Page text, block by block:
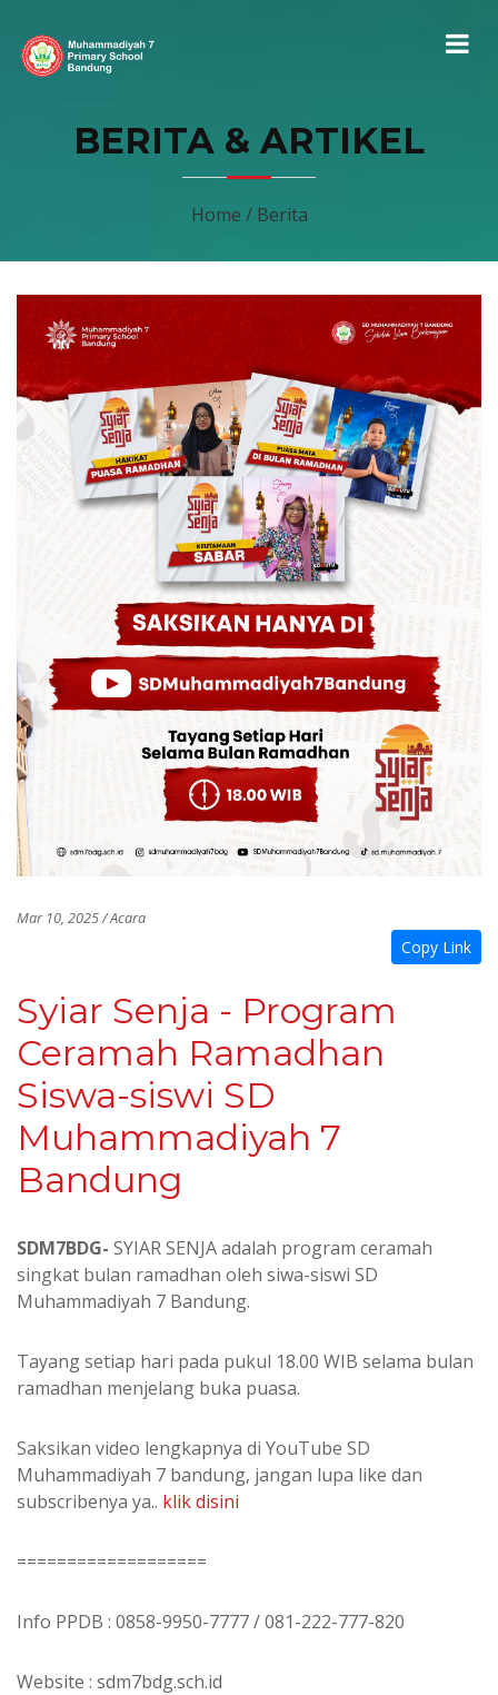
BERITA & ARTIKEL
Home / Berita
Mar 10, 2025 / Acara
Copy Link
Syiar Senja - Program
Ceramah Ramadhan
Siswa-siswi SD
Muhammadiyah 7
Bandung
SDM7BDG- SYIAR SENJA adalah program ceramah
singkat bulan ramadhan oleh siwa-siswi SD
Muhammadiyah 7 Bandung.
Tayang setiap hari pada pukul 18.00 WIB selama bulan
ramadhan menjelang buka puasa.
Saksikan video lengkapnya di YouTube SD
Muhammadiyah 7 bandung, jangan lupa like dan
subscribenya ya.. klik disini
===================
Info PPDB : 0858-9950-7777 / 081-222-777-820
Website : sdm7bdg.sch.id